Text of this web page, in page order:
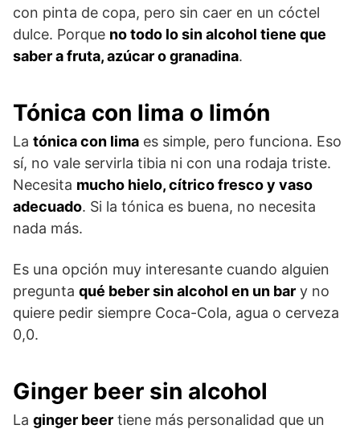
con pinta de copa, pero sin caer en un cóctel
dulce. Porque no todo lo sin alcohol tiene que
saber a fruta, azúcar o granadina.
Tónica con lima o limón
La tónica con lima es simple, pero funciona. Eso
sí, no vale servirla tibia ni con una rodaja triste.
Necesita mucho hielo, cítrico fresco y vaso
adecuado. Si la tónica es buena, no necesita
nada más.
Es una opción muy interesante cuando alguien
pregunta qué beber sin alcohol en un bar y no
quiere pedir siempre Coca-Cola, agua o cerveza
0,0.
Ginger beer sin alcohol
La ginger beer tiene más personalidad que un